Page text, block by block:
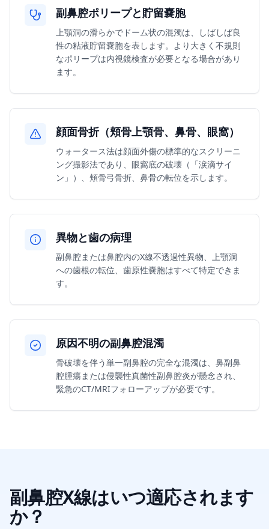
副鼻腔ポリープと貯留嚢胞
上顎洞の滑らかでドーム状の混濁は、しばしば良
性の粘液貯留嚢胞を表します。より大きく不規則
なポリープは内視鏡検査が必要となる場合があり
ます。
顔面骨折（頬骨上顎骨、鼻骨、眼窩）
ウォータース法は顔面外傷の標準的なスクリーニ
ング撮影法であり、眼窩底の破壊（「涙滴サイ
ン」）、頬骨弓骨折、鼻骨の転位を示します。
異物と歯の病理
副鼻腔または鼻腔内のX線不透過性異物、上顎洞
への歯根の転位、歯原性嚢胞はすべて特定できま
す。
原因不明の副鼻腔混濁
骨破壊を伴う単一副鼻腔の完全な混濁は、鼻副鼻
腔腫瘍または侵襲性真菌性副鼻腔炎が懸念され、
緊急のCT/MRIフォローアップが必要です。
副鼻腔X線はいつ適応されます
か？